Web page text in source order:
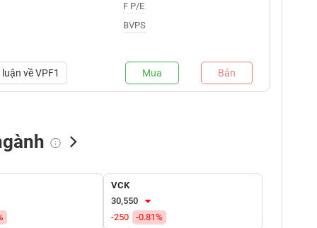
F P/E
BVPS
vềVPF1 Mua Bán
Tự doanh mua
VCK
30,550
-250
-0.81%